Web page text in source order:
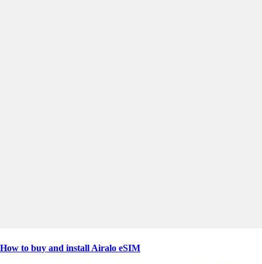
How to buy and install Airalo eSIM